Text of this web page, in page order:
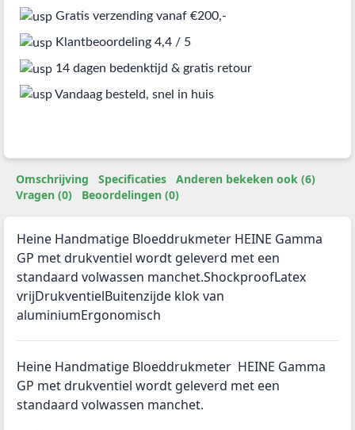
Gratis verzending vanaf €200,-
Klantbeoordeling 4,4 / 5
14 dagen bedenktijd & gratis retour
Vandaag besteld, snel in huis
Omschrijving Specificaties
Anderen bekeken ook (6)
Vragen (0)
Beoordelingen (0)
Heine Handmatige Bloeddrukmeter HEINE Gamma
GP met drukventiel wordt geleverd met een
standaard volwassen manchet.ShockproofLatex
vrijDrukventielBuitenzijde klok van
aluminiumErgonomisch
Heine Handmatige Bloeddrukmeter HEINE Gamma
GP met drukventiel wordt geleverd met een
standaard volwassen manchet.